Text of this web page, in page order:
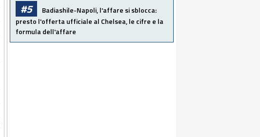
#5
Badiashile-Napoli, l'affare si sblocca:
presto l'offerta ufficiale al Chelsea, le cifre e la
formula dell'affare